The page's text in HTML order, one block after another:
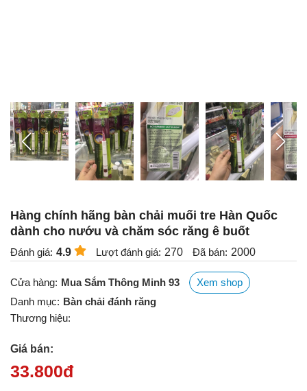
Hàng chính hãng bàn chải muối tre Hàn Quốc
dành cho nướu và chăm sóc răng ê buốt
Đánh giá: 4.9 Lượt đánh giá: 270 Đã bán: 2000
Cửa hàng: Mua Sắm Thông Minh 93
Xem shop
Danh mục: Bàn chải đánh răng
Thương hiệu:
Giá bán:
33.800đ